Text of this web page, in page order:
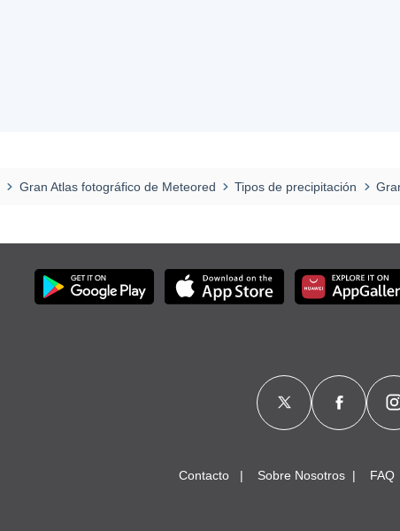
Gran Atlas fotográfico de Meteored Tipos de precipitación
Contacto Sobre Nosotros FAQ